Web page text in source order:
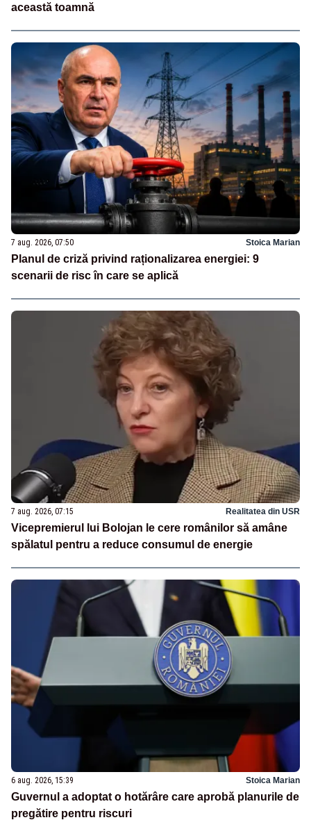
această toamnă
7 aug. 2026, 07:50 Stoica Marian
Planul de criză privind raționalizarea energiei: 9
scenarii de risc în care se aplică
7 aug. 2026, 07:15 Realitatea din USR
Vicepremierul lui Bolojan le cere românilor să amâne
spălatul pentru a reduce consumul de energie
6 aug. 2026, 15:39 Stoica Marian
Guvernul a adoptat o hotărâre care aprobă planurile de
pregătire pentru riscuri